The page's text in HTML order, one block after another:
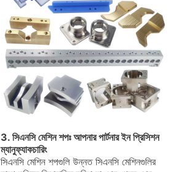
3. সিএনসি মেশিন শপঃ আপনার পার্টনার ইন প্রিসিশন
ম্যানুফ্যাকচারিং
সিএনসি মেশিন শপগুলি উন্নত সিএনসি মেশিনগুলির